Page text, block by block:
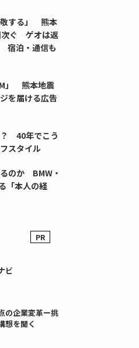
敬する」 熊本
次ぐ ゲオは返
宿泊・通信も
」 熊本地震
を届ける広告
？ 40年でこう
スタイル
のか BMW・
「本人の経
ビ
の企業変革ー挑
想を聞く